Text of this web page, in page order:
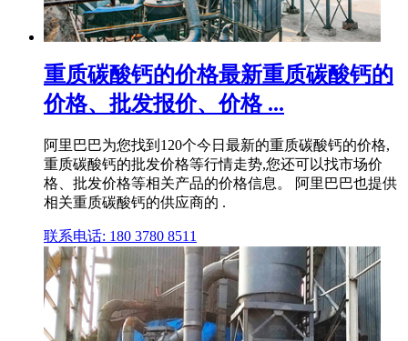
重质碳酸钙的价格最新重质碳酸钙的
价格、批发报价、价格 ...
阿里巴巴为您找到120个今日最新的重质碳酸钙的价格,
重质碳酸钙的批发价格等行情走势,您还可以找市场价
格、批发价格等相关产品的价格信息。 阿里巴巴也提供
相关重质碳酸钙的供应商的 .
联系电话: 180 3780 8511